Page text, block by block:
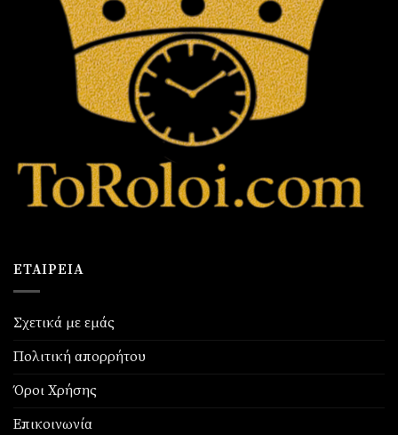
ΕΤΑΙΡΕΊΑ
Σχετικά με εμάς
Πολιτική απορρήτου
Όροι Χρήσης
Επικοινωνία